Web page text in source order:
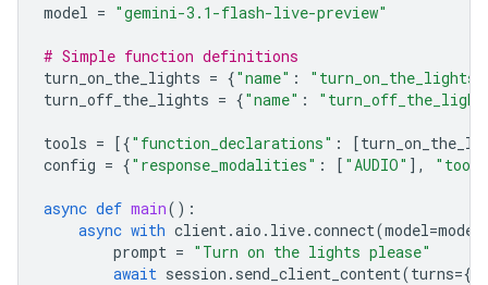
model = "gemini-3.1-flash-live-preview"
# Simple function definitions
turn_on_the_lights = {"name" : "turn_on_the_lights"
turn_off_the_lights = {"name" :
tools = [{"function_declarations" : [
config = {"response_modalities" : [ "AUDIO" ],
async def main():
async with client.aio . live.connect(model=model
prompt = "Turn on the lights please"
await session . send_client_content(turns={